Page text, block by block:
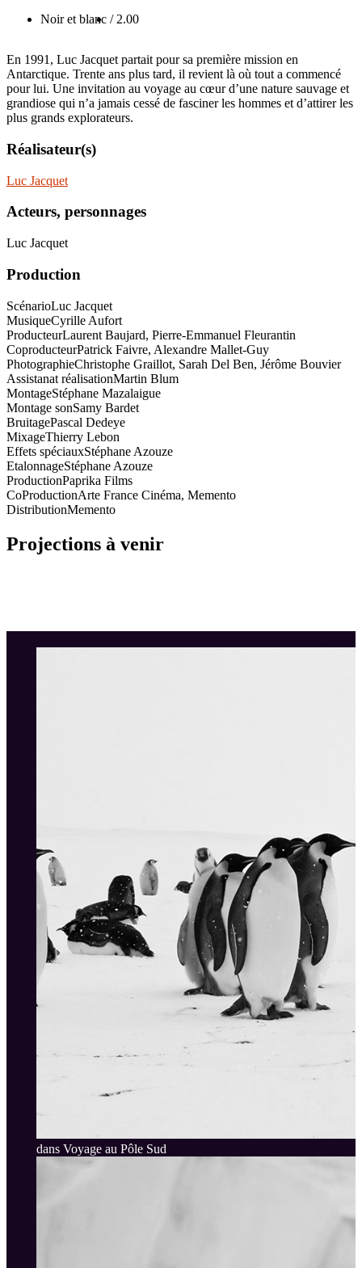
Noir et blanc / 2.00
En 1991, Luc Jacquet partait pour sa première mission en
Antarctique. Trente ans plus tard, il revient là où tout a commencé
pour lui. Une invitation au voyage au cœur d’une nature sauvage et
grandiose qui n’a jamais cessé de fasciner les hommes et d’attirer les
plus grands explorateurs.
Réalisateur(s)
Luc Jacquet
Acteurs, personnages
Luc Jacquet
Production
ScénarioLuc Jacquet
MusiqueCyrille Aufort
ProducteurLaurent Baujard, Pierre-Emmanuel Fleurantin
CoproducteurPatrick Faivre, Alexandre Mallet-Guy
PhotographieChristophe Graillot, Sarah Del Ben, Jérôme Bouvier
Assistanat réalisationMartin Blum
MontageStéphane Mazalaigue
Montage sonSamy Bardet
BruitagePascal Dedeye
MixageThierry Lebon
Effets spéciauxStéphane Azouze
EtalonnageStéphane Azouze
ProductionPaprika Films
CoProductionArte France Cinéma, Memento
DistributionMemento
Projections à venir
dans Voyage au Pôle Sud